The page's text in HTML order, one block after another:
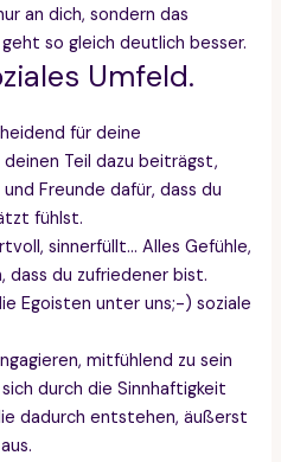
an dich, sondern das
so gleich deutlich besser.
Umfeld.
für deine
Teil dazu beiträgst,
Freunde dafür, dass du
fühlst.
sinnerfüllt… Alles Gefühle,
dass du zufriedener bist.
Egoisten unter uns;-) soziale
mitfühlend zu sein
durch die Sinnhaftigkeit
dadurch entstehen, äußerst